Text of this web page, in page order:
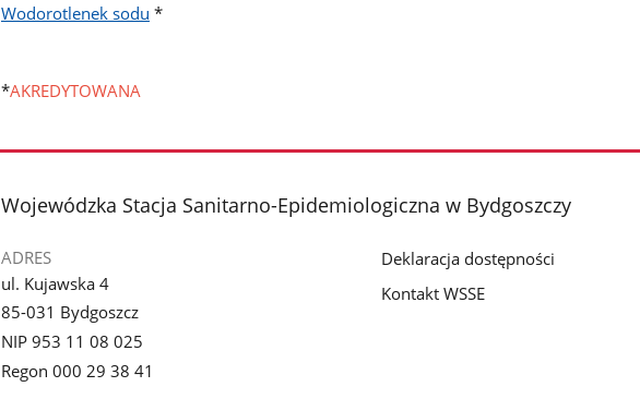
Wodorotlenek sodu *
*AKREDYTOWANA
stopka
Wojewódzka Stacja Sanitarno-Epidemiologiczna w Bydgoszczy
ADRES
ul. Kujawska 4
85-031 Bydgoszcz
NIP 953 11 08 025
Regon 000 29 38 41
Deklaracja dostępności
Kontakt WSSE